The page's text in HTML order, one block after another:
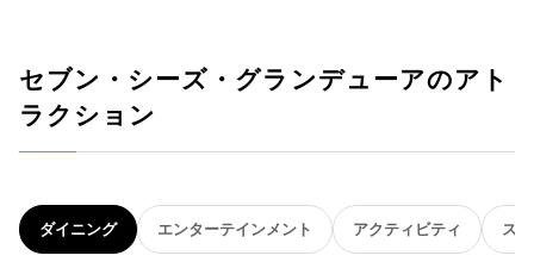
セブン・シーズ・グランデューアのアト
ラクション
ダイニング エンターテインメント アクティビティ ス